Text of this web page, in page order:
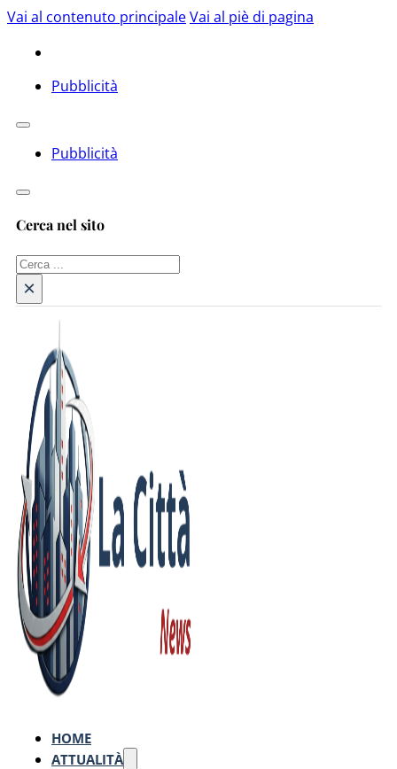
Vai al contenuto principaleVai al piè di pagina
Pubblicità
Pubblicità
Cerca nel sito
Cerca
×
HOME
ATTUALITÀ